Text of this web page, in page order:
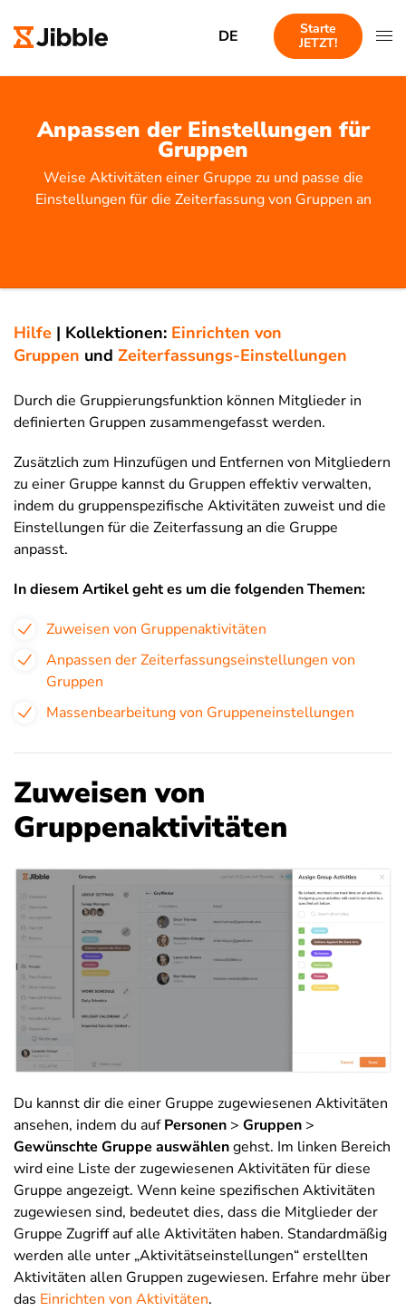
DE
Starte
JETZT!
Anpassen der Einstellungen für
Gruppen
Weise Aktivitäten einer Gruppe zu und passe die
Einstellungen für die Zeiterfassung von Gruppen an
Hilfe | Kollektionen: Einrichten von
Gruppen und Zeiterfassungs-Einstellungen
Durch die Gruppierungsfunktion können Mitglieder in
definierten Gruppen zusammengefasst werden.
Zusätzlich zum Hinzufügen und Entfernen von Mitgliedern
zu einer Gruppe kannst du Gruppen effektiv verwalten,
indem du gruppenspezifische Aktivitäten zuweist und die
Einstellungen für die Zeiterfassung an die Gruppe
anpasst.
In diesem Artikel geht es um die folgenden Themen:
Zuweisen von Gruppenaktivitäten
Anpassen der Zeiterfassungseinstellungen von
Gruppen
Massenbearbeitung von Gruppeneinstellungen
Zuweisen von
Gruppenaktivitäten
Du kannst dir die einer Gruppe zugewiesenen Aktivitäten
ansehen, indem du aufPersonen > Gruppen >
Gewünschte Gruppe auswählengehst. Im linken Bereich
wird eine Liste der zugewiesenen Aktivitäten für diese
Gruppe angezeigt. Wenn keine spezifischen Aktivitäten
zugewiesen sind, bedeutet dies, dass die Mitglieder der
Gruppe Zugriff auf alle Aktivitäten haben. Standardmäßig
werden alle unter „Aktivitätseinstellungen“ erstellten
Aktivitäten allen Gruppen zugewiesen. Erfahre mehr über
das Einrichten von Aktivitäten.